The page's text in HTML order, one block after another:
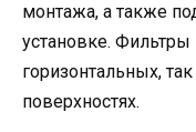
монтажа, а также
установке.
горизонтальных,
поверхностях.